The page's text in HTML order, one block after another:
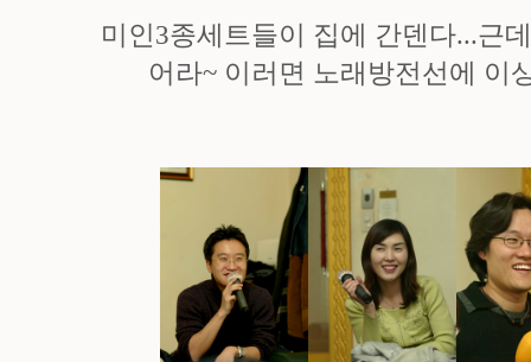
미인3종세트들이 집에 간덴다...근
어라~ 이러면 노래방전선에 이